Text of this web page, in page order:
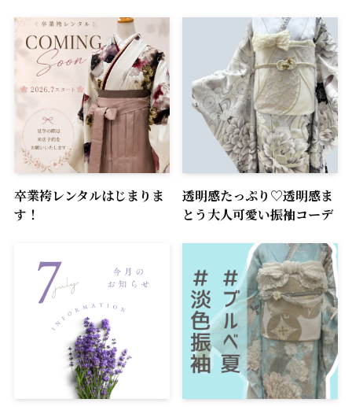
卒業袴レンタルはじまりま
す！
透明感たっぷり♡透明感ま
とう大人可愛い振袖コーデ